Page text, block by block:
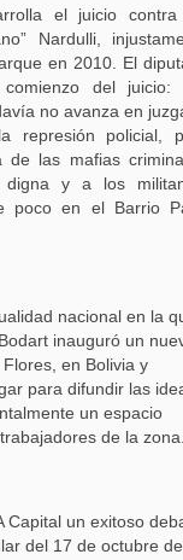
el juicio contra
Nardulli,
en 2010. El
del juicio:
no avanza en
represión policial,
de las mafias
digna y a los
poco en el Barrio
nacional en la
inauguró un
en Bolivia y
para difundir las
un espacio
de la
Capital un exitoso
del 17 de octubre de